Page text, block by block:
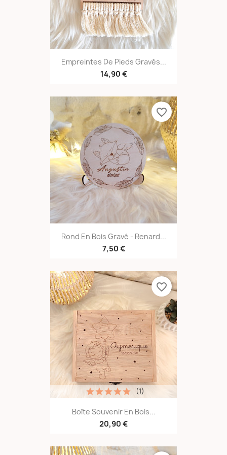
Empreintes De Pieds Gravés...
14,90 €
Rond En Bois Gravé - Renard...
7,50 €
favorite_border
Boîte Souvenir En Bois...
20,90 €
(1)
favorite_border